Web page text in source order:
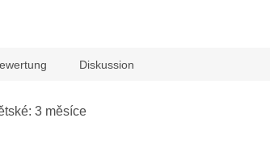
Diskussion
3 měsíce